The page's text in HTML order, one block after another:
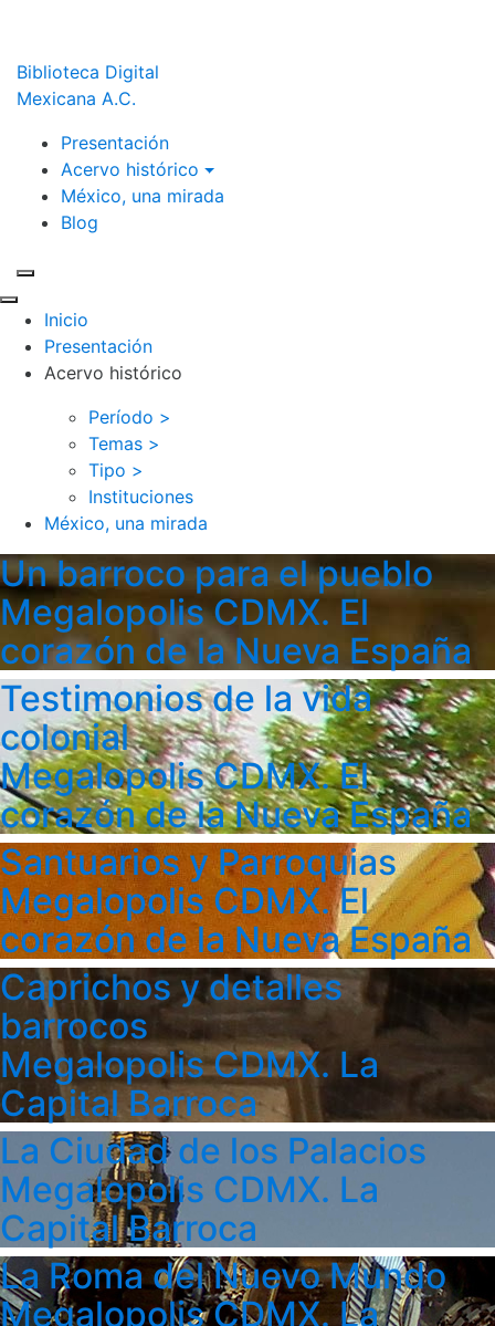
Biblioteca Digital
Mexicana A.C.
Presentación
Acervo histórico
México, una mirada
Blog
Inicio
Presentación
Acervo histórico
Período >
Temas >
Tipo >
Instituciones
México, una mirada
Un barroco para el pueblo
Megalopolis CDMX. El
corazón de la Nueva España
Testimonios de la vida
colonial
Megalopolis CDMX. El
corazón de la Nueva España
Santuarios y Parroquias
Megalopolis CDMX. El
corazón de la Nueva España
Caprichos y detalles
barrocos
Megalopolis CDMX. La
Capital Barroca
La Ciudad de los Palacios
Megalopolis CDMX. La
Capital Barroca
La Roma del Nuevo Mundo
Megalopolis CDMX. La